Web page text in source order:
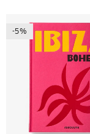
-5%